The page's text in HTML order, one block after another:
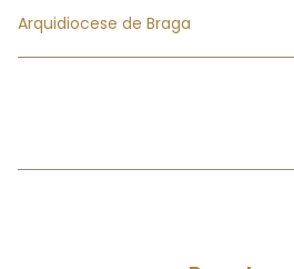
Arquidiocese de Braga